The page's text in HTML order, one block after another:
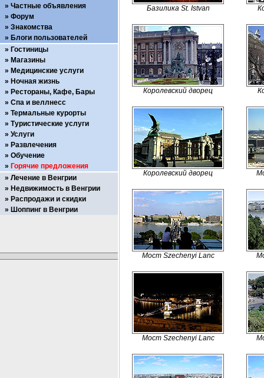
Базилика St. Istvan
Королевский дворец
Королевский дворец
Мост Szechenyi Lanc
Мост Szechenyi Lanc
Частные объявления
Форум
Знакомства
Блоги пользователей
Гостиницы
Магазины
Медицинские услуги
Ночная жизнь
Рестораны, Кафе, Бары
Спа и веллнесс
Термальные курорты
Туристические услуги
Услуги
Развлечения
Обучение
Горячие предложения
Лечение в Венгрии
Недвижимость в Венгрии
Распродажи и скидки
Шоппинг в Венгрии